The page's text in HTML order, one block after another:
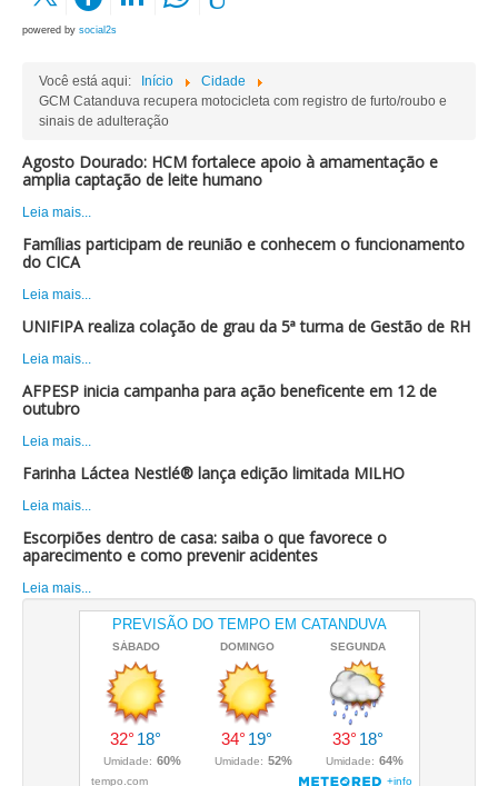
powered by social2s
Você está aqui: Início
Cidade
GCM Catanduva recupera motocicleta com registro de furto/roubo e
sinais de adulteração
Agosto Dourado: HCM fortalece apoio à amamentação e
amplia captação de leite humano
Leia mais...
Famílias participam de reunião e conhecem o funcionamento
do CICA
Leia mais...
UNIFIPA realiza colação de grau da 5ª turma de Gestão de RH
Leia mais...
AFPESP inicia campanha para ação beneficente em 12 de
outubro
Leia mais...
Farinha Láctea Nestlé® lança edição limitada MILHO
Leia mais...
Escorpiões dentro de casa: saiba o que favorece o
aparecimento e como prevenir acidentes
Leia mais...